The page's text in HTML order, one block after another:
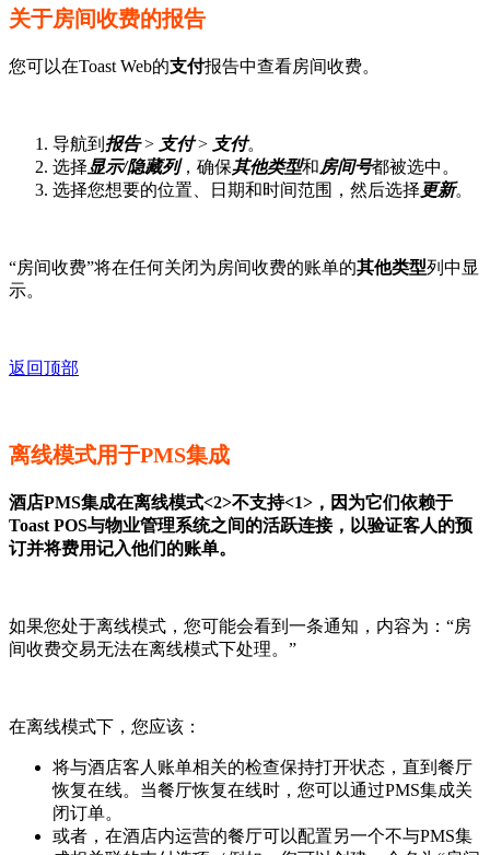
关于房间收费的报告
您可以在Toast Web的支付报告中查看房间收费。
导航到 报告> 支付> 支付。
选择 显示/隐藏列，确保其他类型和房间号都被选中。
选择您想要的位置、日期和时间范围，然后选择 更新。
“房间收费”将在任何关闭为房间收费的账单的其他类型列中显
示。
返回顶部
离线模式用于PMS集成
酒店PMS集成在离线模式<2>不支持<1>，因为它们依赖于
Toast POS与物业管理系统之间的活跃连接，以验证客人的预
订并将费用记入他们的账单。
如果您处于离线模式，您可能会看到一条通知，内容为：“房
间收费交易无法在离线模式下处理。”
在离线模式下，您应该：
将与酒店客人账单相关的检查保持打开状态，直到餐厅
恢复在线。当餐厅恢复在线时，您可以通过PMS集成关
闭订单。
或者，在酒店内运营的餐厅可以配置另一个不与PMS集